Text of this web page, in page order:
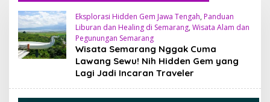
Eksplorasi Hidden Gem Jawa Tengah, Panduan
Liburan dan Healing di Semarang, Wisata Alam dan
Pegunungan Semarang
Wisata Semarang Nggak Cuma
Lawang Sewu! Nih Hidden Gem yang
Lagi Jadi Incaran Traveler